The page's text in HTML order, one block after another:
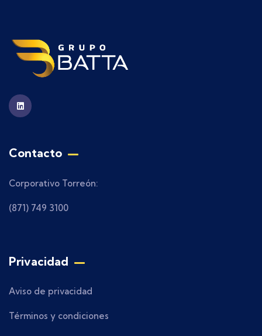
Contacto
Corporativo Torreón:
(871) 749 3100
Privacidad
Aviso de privacidad
Términos y condiciones